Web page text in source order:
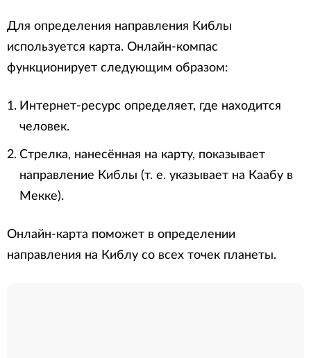
Для определения направления Киблы
используется карта. Онлайн-компас
функционирует следующим образом:
Интернет-ресурс определяет, где находится
человек.
Стрелка, нанесённая на карту, показывает
направление Киблы (т. е. указывает на Каабу в
Мекке).
Онлайн-карта поможет в определении
направления на Киблу со всех точек планеты.